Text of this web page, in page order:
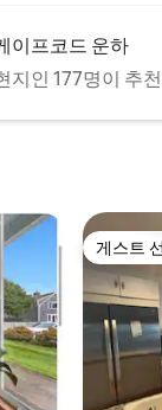
이프코드 운하
지인 177명이 추
게스트
게스트